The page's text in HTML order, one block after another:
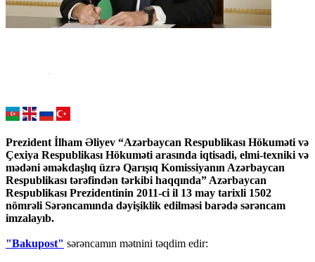
Prezident İlham Əliyev “Azərbaycan Respublikası Hökuməti və
Çexiya Respublikası Hökuməti arasında iqtisadi, elmi-texniki və
mədəni əməkdaşlıq üzrə Qarışıq Komissiyanın Azərbaycan
Respublikası tərəfindən tərkibi haqqında” Azərbaycan
Respublikası Prezidentinin 2011-ci il 13 may tarixli 1502
nömrəli Sərəncamında dəyişiklik edilməsi barədə sərəncam
imzalayıb.
"Bakupost" sərəncamın mətnini təqdim edir: